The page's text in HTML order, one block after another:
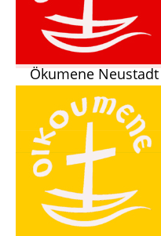
Ökumene Neustadt